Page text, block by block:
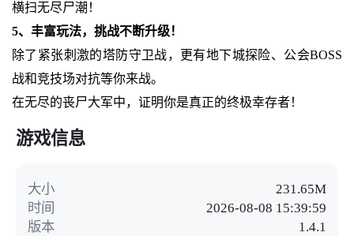
横扫无尽尸潮！
5、丰富玩法，挑战不断升级！
除了紧张刺激的塔防守卫战，更有地下城探险、公会BOSS
战和竞技场对抗等你来战。
在无尽的丧尸大军中，证明你是真正的终极幸存者！
游戏信息
大小
231.65M
时间
2026-08-08 15:39:59
版本
1.4.1